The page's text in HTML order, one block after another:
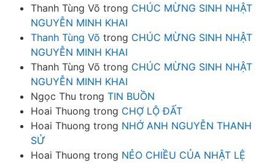
Thanh Tùng Võ trong CHÚC MỪNG SINH NHẬT
NGUYỄN MINH KHAI
Thanh Tùng Võ trong CHÚC MỪNG SINH NHẬT
NGUYỄN MINH KHAI
Thanh Tùng Võ trong CHÚC MỪNG SINH NHẬT
NGUYỄN MINH KHAI
Ngọc Thu trong TIN BUỒN
Hoai Thuong trong CHỢ LỘ ĐẤT
Hoai Thuong trong NHỚ ANH NGUYỄN THANH
SỬ
Hoai Thuong trong NẺO CHIỀU CỦA NHẬT LỆ